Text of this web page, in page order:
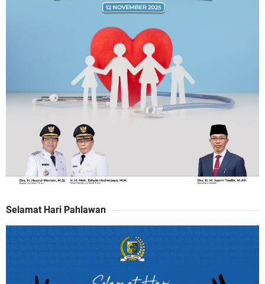
Selamat Hari Pahlawan